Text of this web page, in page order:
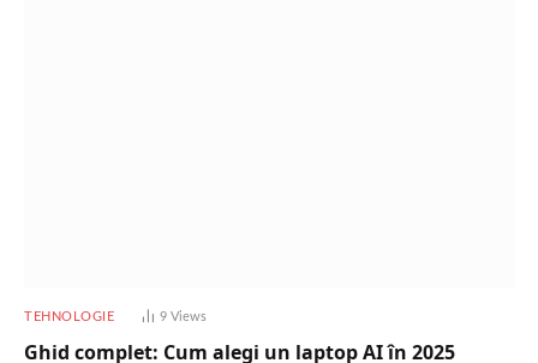
TEHNOLOGIE 9 Views
Ghid complet: Cum alegi un laptop AI în 2025